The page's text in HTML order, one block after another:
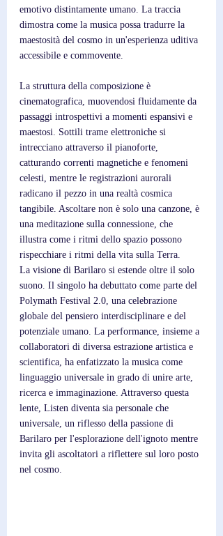
emotivo distintamente umano. La traccia
dimostra come la musica possa tradurre la
maestosità del cosmo in un'esperienza uditiva
accessibile e commovente.
La struttura della composizione è
cinematografica, muovendosi fluidamente da
passaggi introspettivi a momenti espansivi e
maestosi. Sottili trame elettroniche si
intrecciano attraverso il pianoforte,
catturando correnti magnetiche e fenomeni
celesti, mentre le registrazioni aurorali
radicano il pezzo in una realtà cosmica
tangibile. Ascoltare non è solo una canzone, è
una meditazione sulla connessione, che
illustra come i ritmi dello spazio possono
rispecchiare i ritmi della vita sulla Terra.
La visione di Barilaro si estende oltre il solo
suono. Il singolo ha debuttato come parte del
Polymath Festival 2.0, una celebrazione
globale del pensiero interdisciplinare e del
potenziale umano. La performance, insieme a
collaboratori di diversa estrazione artistica e
scientifica, ha enfatizzato la musica come
linguaggio universale in grado di unire arte,
ricerca e immaginazione. Attraverso questa
lente, Listen diventa sia personale che
universale, un riflesso della passione di
Barilaro per l'esplorazione dell'ignoto mentre
invita gli ascoltatori a riflettere sul loro posto
nel cosmo.